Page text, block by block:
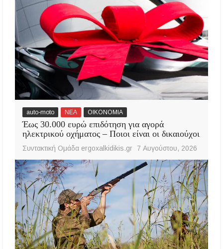
auto-moto ΝΕΑ ΟΙΚΟΝΟΜΙΑ
Έως 30.000 ευρώ επιδότηση για αγορά
ηλεκτρικού οχήματος – Ποιοι είναι οι δικαιούχοι
Συντακτική Ομάδα ergoxalkidikis.gr 7 Αυγούστου, 2026